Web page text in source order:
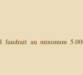
faudrait au minimum